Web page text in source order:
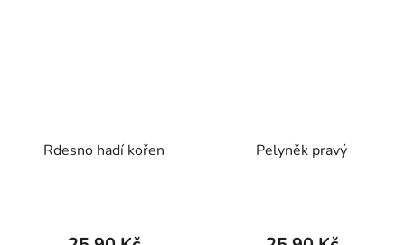
Rdesno hadí kořen Pelyněk pravý